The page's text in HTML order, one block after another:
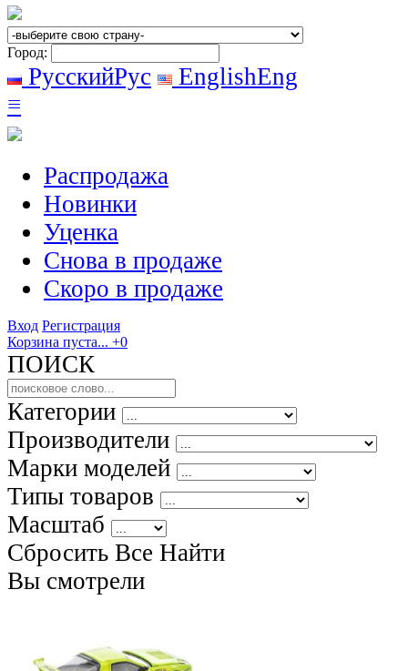
Город:
РусскийРус EnglishEng
≡
Распродажа
Новинки
Уценка
Снова в продаже
Скоро в продаже
Вход Регистрация
Корзина пуста... +0
ПОИСК
Категории
Производители
Марки моделей
Типы товаров
Масштаб
Сбросить Все Найти
Вы смотрели